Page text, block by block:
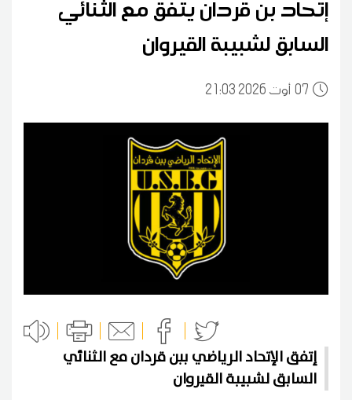
إتحاد بن قردان يتفق مع الثنائي
السابق لشبيبة القيروان
0721:03 2026 أوت
إتفق الإتحاد الرياضي ببن قردان مع الثنائي
السابق لشبيبة القيروان